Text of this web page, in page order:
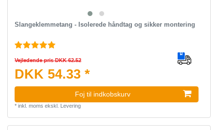
Slangeklemmetang - Isolerede håndtag og sikker montering
Vejledende pris DKK 62.52
DKK 54.33 *
Foj til indkobskurv
* inkl. moms ekskl. Levering